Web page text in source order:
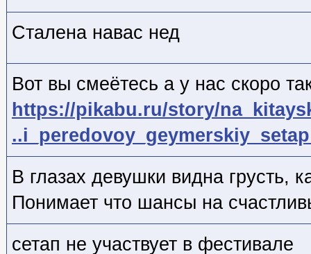
Сталена навас нед
Вот вы смеётесь а у нас скоро
https://pikabu.ru/story/
В глазах девушки видна грусть,
Понимает что шансы на
сетап не участвует в фестивале